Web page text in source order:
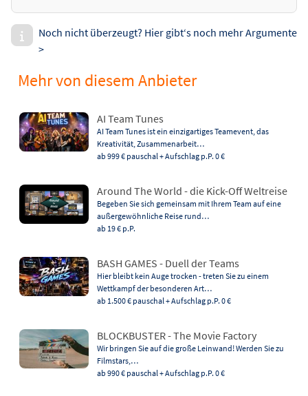
Noch nicht überzeugt? Hier gibt‘s noch mehr Argumente
>
Mehr von diesem Anbieter
AI Team Tunes
AI Team Tunes ist ein einzigartiges Teamevent, das
Kreativität, Zusammenarbeit…
ab 999 € pauschal + Aufschlag p.P. 0 €
Around The World - die Kick-Off Weltreise
Begeben Sie sich gemeinsam mit Ihrem Team auf eine
außergewöhnliche Reise rund…
ab 19 € p.P.
BASH GAMES - Duell der Teams
Hier bleibt kein Auge trocken - treten Sie zu einem
Wettkampf der besonderen Art…
ab 1.500 € pauschal + Aufschlag p.P. 0 €
BLOCKBUSTER - The Movie Factory
Wir bringen Sie auf die große Leinwand! Werden Sie zu
Filmstars,…
ab 990 € pauschal + Aufschlag p.P. 0 €